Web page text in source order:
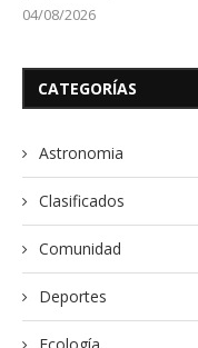
04/08/2026
CATEGORÍAS
Astronomia
Clasificados
Comunidad
Deportes
Ecología